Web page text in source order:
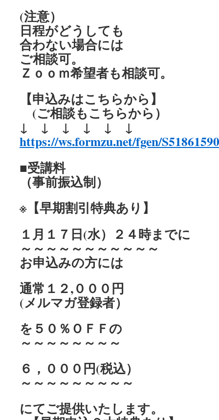
(注意）
日程がどうしても
合わない場合には
ご相談可。
Ｚｏｏｍ希望者も相談可。
【申込みはこちらから】
(ご相談もこちらから）
↓ ↓ ↓ ↓ ↓ ↓
https://ws.formzu.net/fgen/
■受講料
（事前振込制）
※【早期割引特典あり】
１月１７日(水）２４時までに
～～～～～～～～～～～
お申込みの方には
通常１２,０００円
(メルマガ登録者）
を５０％ＯＦＦの
～～～～～～～～
６，０００円(税込）
～～～～～～～～～
にてご提供いたします。